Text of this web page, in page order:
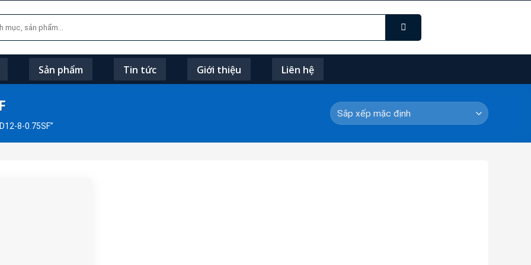
Sản phẩm Tin tức Giới thiệu Liên hệ
8-0.75SF”